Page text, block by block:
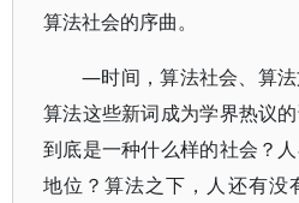
算法社会的序曲。
—时间，算法社会、算
算法这些新词成为学界热议
到底是一种什么样的社会？
地位？算法之下，人还有没